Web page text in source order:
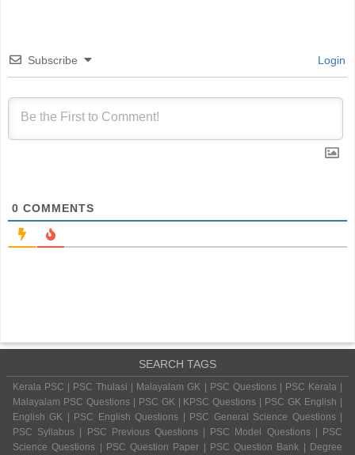
Subscribe Login
0 COMMENTS
SEARCH TAGS
Kerala PSC | PSC Thulasi | Malayalam GK | PSC Questions | PSC Kerala |
Malayalam PSC Questions | PSC GK | KPSC Questions | PSC GK English |
English GK | PSC English Questions | PSC General Science Questions |
PSC Syllabus | PSC Previous Questions | PSC Model Questions | PSC
Science Questions | PSC Question Paper | PSC Question Bank | Degree